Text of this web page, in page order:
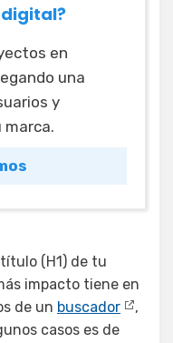
en
una
y
marca.
(H1) de tu
impacto tiene en
de un buscador
,
casos es de